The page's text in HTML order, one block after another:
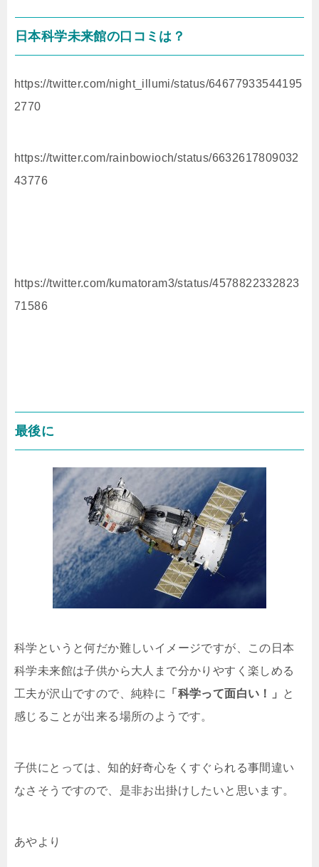
日本科学未来館の口コミは？
https://twitter.com/night_illumi/status/64677933544195
2770
https://twitter.com/rainbowioch/status/6632617809032
43776
https://twitter.com/kumatoram3/status/4578822332823
71586
最後に
科学というと何だか難しいイメージですが、この日本
科学未来館は子供から大人まで分かりやすく楽しめる
工夫が沢山ですので、純粋に
「科学って面白い！」
と
感じることが出来る場所のようです。
子供にとっては、知的好奇心をくすぐられる事間違い
なさそうですので、是非お出掛けしたいと思います。
あやより